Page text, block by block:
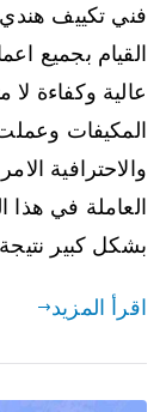
فني تكييف
القيام بجميع
عالية وكفاءة
المكيفات
والاحترافية
العاملة في هذا
بشكل كبير
اقرأ المزيد